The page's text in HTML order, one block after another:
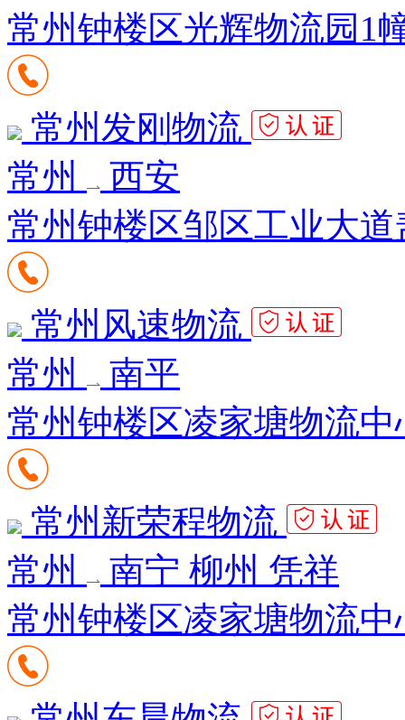
常州钟楼区光辉物流园1
常州发刚物流
常州
西安
常州钟楼区邹区工业大
常州风速物流
常州
南平
常州钟楼区凌家塘物流中
常州新荣程物流
常州
南宁 柳州 凭祥
常州钟楼区凌家塘物流中